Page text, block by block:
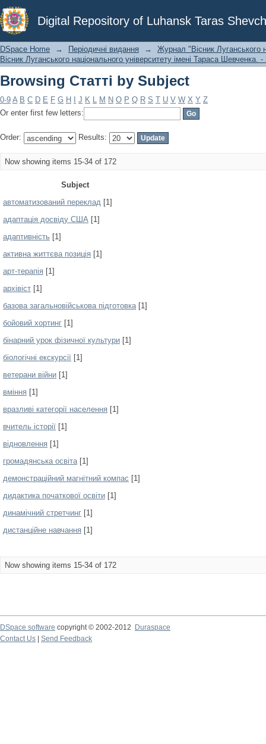
Digital Repository of Luhansk Taras
Browsing Статті by Subject
DSpace Home → Періодичні видання →
Журнал "Вісник Луганського
Вісник Луганського національного університету імені Тараса
Browsing Статті by Subject
0-9 A B C D E F G H J K L M N O P Q R S T U V W X Y Z
Or enter first few letters:
Order: Results:
Now showing items 15-34 of 172
Subject
автоматизований переклад [1]
адаптація досвіду США [1]
адаптивність [1]
активна життєва позиція [1]
арт-терапія [1]
архівіст [1]
базова загальновійськова підготовка[1]
бойовий хортинг [1]
бінарний урок фізичної культури [1]
біологічні екскурсії [1]
ветерани війни [1]
вміння [1]
вразливі категорії населення [1]
вчитель історії [1]
відновлення [1]
громадянська освіта[1]
демонстраційний магнітний компас [1]
дидактика початкової освіти [1]
динамічний стретчинг [1]
дистанційне навчання [1]
Now showing items 15-34 of 172
DSpace software copyright © 2002-2012
Duraspace
Contact Us
Send Feedback